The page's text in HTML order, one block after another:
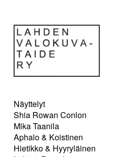
Näyttelyt
Shia Rowan Conlon
Mika Taanila
Aphalo & Koistinen
Hietikko & Hyyryläinen